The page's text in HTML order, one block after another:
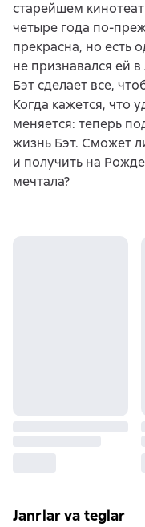
старейшем
четыре года по-
прекрасна, но есть
не признавался ей
Бэт сделает все,
Когда кажется, что
меняется: теперь
жизнь Бэт. Сможет
и получить на
мечтала?
Janrlar va teglar